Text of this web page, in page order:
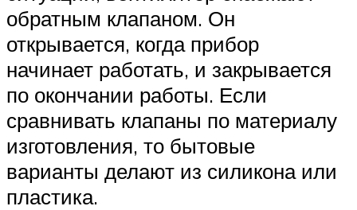
обратным клапаном. Он
открывается, когда прибор
начинает работать, и закрывается
по окончании работы. Если
сравнивать клапаны по материалу
изготовления, то бытовые
варианты делают из силикона или
пластика.